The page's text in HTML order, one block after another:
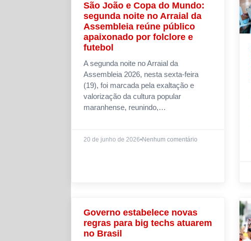
São João e Copa do Mundo:
segunda noite no Arraial da
Assembleia reúne público
apaixonado por folclore e
futebol
A segunda noite no Arraial da
Assembleia 2026, nesta sexta-feira
(19), foi marcada pela exaltação e
valorização da cultura popular
maranhense, reunindo,…
20 de junho de 2026•Nenhum comentário
NOTÍCIAS
Governo estabelece novas
regras para big techs atuarem
no Brasil